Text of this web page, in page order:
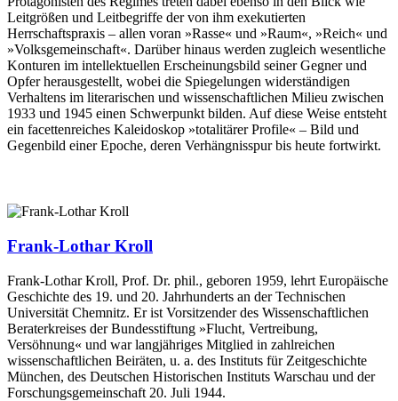
Leitgrößen und Leitbegriffe der von ihm exekutierten
Herrschaftspraxis – allen voran »Rasse« und »Raum«, »Reich« und
»Volksgemeinschaft«. Darüber hinaus werden zugleich wesentliche
Konturen im intellektuellen Erscheinungsbild seiner Gegner und
Opfer herausgestellt, wobei die Spiegelungen widerständigen
Verhaltens im literarischen und wissenschaftlichen Milieu zwischen
1933 und 1945 einen Schwerpunkt bilden. Auf diese Weise entsteht
ein facettenreiches Kaleidoskop »totalitärer Profile« – Bild und
Gegenbild einer Epoche, deren Verhängnisspur bis heute fortwirkt.
Frank-Lothar Kroll
Frank-Lothar Kroll, Prof. Dr. phil., geboren 1959, lehrt Europäische
Geschichte des 19. und 20. Jahrhunderts an der Technischen
Universität Chemnitz. Er ist Vorsitzender des Wissenschaftlichen
Beraterkreises der Bundesstiftung »Flucht, Vertreibung,
Versöhnung« und war langjähriges Mitglied in zahlreichen
wissenschaftlichen Beiräten, u. a. des Instituts für Zeitgeschichte
München, des Deutschen Historischen Instituts Warschau und der
Forschungsgemeinschaft 20. Juli 1944.